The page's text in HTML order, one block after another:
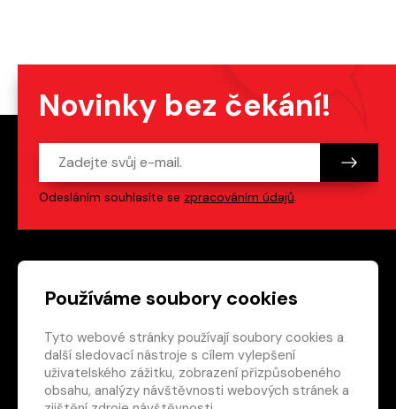
Používáme soubory cookies
Tyto webové stránky používají soubory cookies a
další sledovací nástroje s cílem vylepšení
uživatelského zážitku, zobrazení přizpůsobeného
obsahu, analýzy návštěvnosti webových stránek a
Novinky bez čekání!
Odesláním souhlasíte se zpracováním údajů.
Patička webu Odkazy na sociální
Vedlejší navigace
redakce@crew.cz
Ochrana soukromí
Nastavení cookies